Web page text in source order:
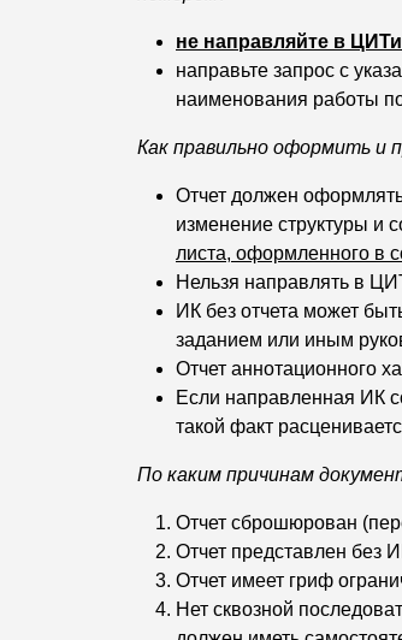
не направляйте в
направьте запрос с
наименования работы
Как правильно оформить
Отчет должен
изменение структуры и
листа, оформленного в
Нельзя направлять в
ИК без отчета может
заданием или иным
Отчет аннотационного
Если направленная ИК
такой факт
По каким причинам
Отчет сброшюрован
Отчет представлен без
Отчет имеет гриф
Нет сквозной